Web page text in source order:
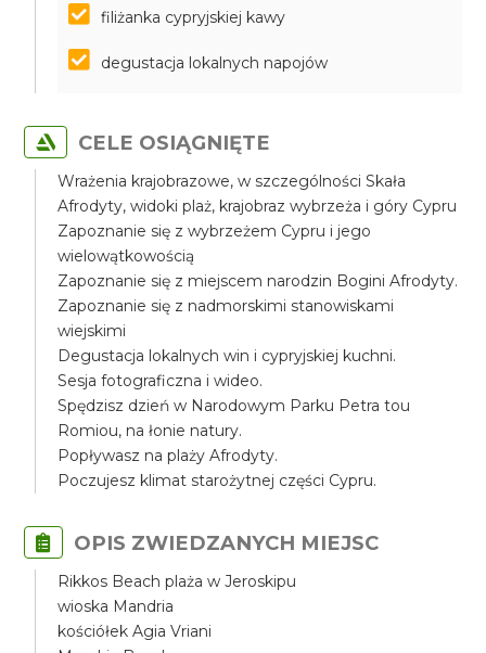
filiżanka cypryjskiej kawy
degustacja lokalnych napojów
CELE OSIĄGNIĘTE
Wrażenia krajobrazowe, w szczególności Skała
Afrodyty, widoki plaż, krajobraz wybrzeża i góry Cypru
Zapoznanie się z wybrzeżem Cypru i jego
wielowątkowością
Zapoznanie się z miejscem narodzin Bogini Afrodyty.
Zapoznanie się z nadmorskimi stanowiskami
wiejskimi
Degustacja lokalnych win i cypryjskiej kuchni.
Sesja fotograficzna i wideo.
Spędzisz dzień w Narodowym Parku Petra tou
Romiou, na łonie natury.
Popływasz na plaży Afrodyty.
Poczujesz klimat starożytnej części Cypru.
OPIS ZWIEDZANYCH MIEJSC
Rikkos Beach plaża w Jeroskipu
wioska Mandria
kościółek Agia Vriani